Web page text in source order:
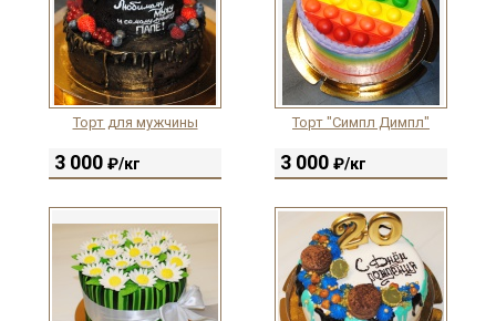
Торт для мужчины
3 000 ₽/кг
Торт "Симпл Димпл"
3 000 ₽/кг